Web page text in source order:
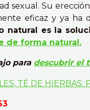
sexual. Su
eficaz y ya ha
natural es la
de forma natural.
para descubrir el